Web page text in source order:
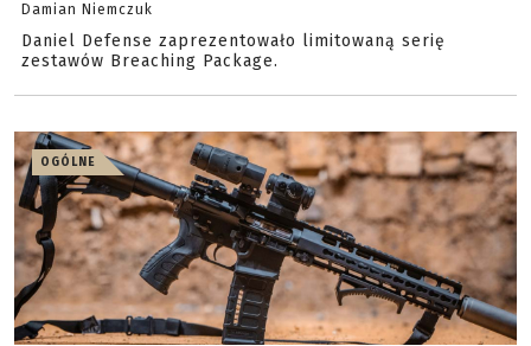
Damian Niemczuk
Daniel Defense zaprezentowało limitowaną serię
zestawów Breaching Package.
OGÓLNE